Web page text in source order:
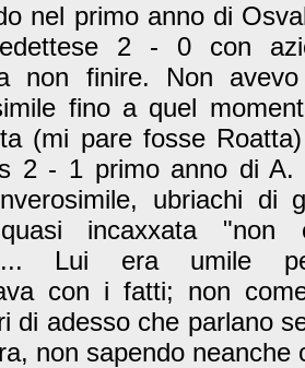
nel primo anno di
2 - 0 con
non finire. Non
fino a quel
(mi pare fosse
2 - 1 primo anno di
ubriachi di
incaxxata
Lui era umile
con i fatti; non
di adesso che parlano
non sapendo neanche